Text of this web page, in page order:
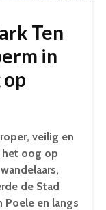
Ten
in
veilig en
het oog op
de Stad
Poele en langs